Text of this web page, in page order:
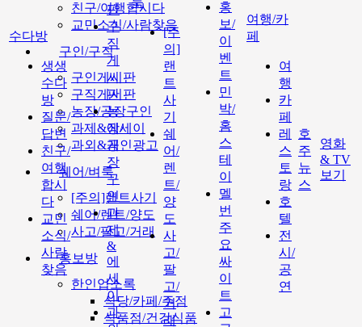
친구/여행합시다
교민소식/사람찾음
구인/구직
구인게시판
구직게시판
농장/공장구인
과제&에세이
과외&개인광고
쉐어/벼룩
[주의]랜트사기
쉐어/렌트/양도
사고/팔고/거래
홍보방
한인업소록
식당/카페/주점
식품점/건강식품
수다방
생생
수다
방
질문/
답변
친구/
여행
합시
다
교민
소식/
사람
찾음
판
구
직
게
시
판
농
장/
공
장
구
인
과
제
&
에
세
이
과
[주
의]
랜
트
사
기
쉐
어/
렌
트/
양
도
사
고/
팔
고/
거
래
홍
보/
이
벤
트
민
박/
홈
스
테
이
멜
번
주
요
싸
이
트
고
여행/카
페
여
행
카
페
레
스
토
랑
호
텔
전
시/
공
연
호
주
뉴
스
영화
& TV
보기